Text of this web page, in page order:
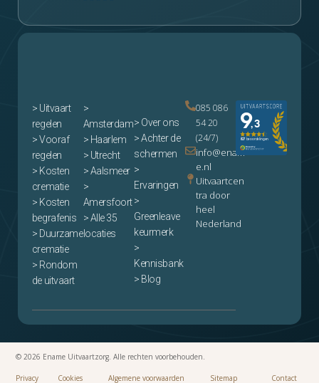
> Uitvaart
regelen
> Vooraf
regelen
> Kosten
crematie
> Kosten
begrafenis
> Duurzame
crematie
> Rondom
de uitvaart
>
Amsterdam
> Haarlem
> Utrecht
> Aalsmeer
>
Amersfoort
> Alle 35
locaties
> Over ons
> Achter de
schermen
>
Ervaringen
>
Greenleave
keurmerk
>
Kennisbank
> Blog
085 086
54 20
(24/7)
info@enam
e.nl
Uitvaartcen
tra door
heel
Nederland
© 2026 Ename Uitvaartzorg. Alle rechten voorbehouden.
Privacy CookiesAlgemene voorwaarden Sitemap Contact